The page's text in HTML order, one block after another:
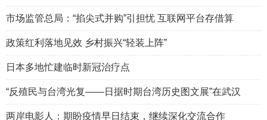
市场监管总局：“掐尖式并购”引担忧 互联网平台存借算
政策红利落地见效 乡村振兴“轻装上阵”
日本多地忙建临时新冠治疗点
“反殖民与台湾光复——日据时期台湾历史图文展”在武汉
两岸电影人：期盼疫情早日结束，继续深化交流合作